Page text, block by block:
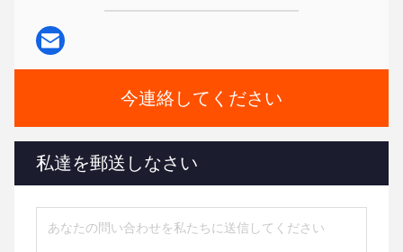
今連絡してください
私達を郵送しなさい